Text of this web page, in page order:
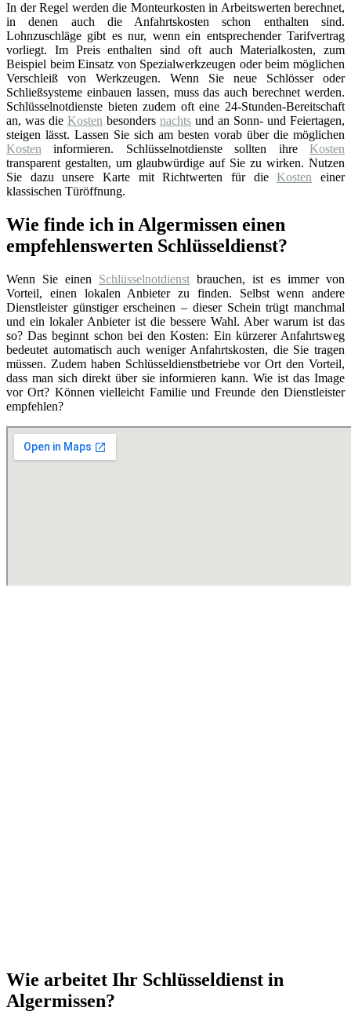
In der Regel werden die Monteurkosten in Arbeitswerten berechnet,
in denen auch die Anfahrtskosten schon enthalten sind.
Lohnzuschläge gibt es nur, wenn ein entsprechender Tarifvertrag
vorliegt. Im Preis enthalten sind oft auch Materialkosten, zum
Beispiel beim Einsatz von Spezialwerkzeugen oder beim möglichen
Verschleiß von Werkzeugen. Wenn Sie neue Schlösser oder
Schließsysteme einbauen lassen, muss das auch berechnet werden.
Schlüsselnotdienste bieten zudem oft eine 24-Stunden-Bereitschaft
an, was die Kosten besonders nachts und an Sonn- und Feiertagen,
steigen lässt. Lassen Sie sich am besten vorab über die möglichen
Kosten informieren. Schlüsselnotdienste sollten ihre Kosten
transparent gestalten, um glaubwürdige auf Sie zu wirken. Nutzen
Sie dazu unsere Karte mit Richtwerten für dieKosten einer
klassischen Türöffnung.
Wie finde ich in Algermissen einen
empfehlenswerten Schlüsseldienst?
Wenn Sie einen Schlüsselnotdienst brauchen, ist es immer von
Vorteil, einen lokalen Anbieter zu finden. Selbst wenn andere
Dienstleister günstiger erscheinen – dieser Schein trügt manchmal
und ein lokaler Anbieter ist die bessere Wahl. Aber warum ist das
so? Das beginnt schon bei den Kosten: Ein kürzerer Anfahrtsweg
bedeutet automatisch auch weniger Anfahrtskosten, die Sie tragen
müssen. Zudem haben Schlüsseldienstbetriebe vor Ort den Vorteil,
dass man sich direkt über sie informieren kann. Wie ist das Image
vor Ort? Können vielleicht Familie und Freunde den Dienstleister
empfehlen?
Wie arbeitet Ihr Schlüsseldienst in
Algermissen?